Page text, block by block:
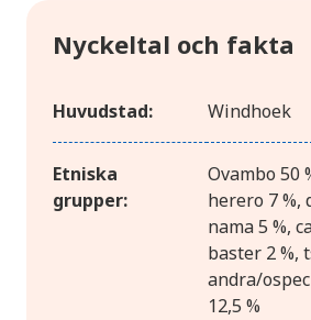
Nyckeltal och fakta
Huvudstad: Windhoek
Etniska
grupper:
Ovambo 50
herero 7 %,
nama 5 %,
baster 2 %,
andra/
12,5 %